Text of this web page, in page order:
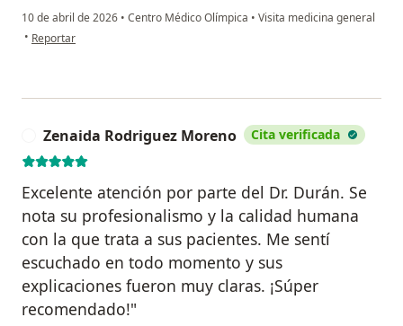
10 de abril de 2026 • Centro Médico Olímpica • Visita medicina general
• en opinión del usuario Ingrid caballero
Reportar
Zenaida Rodriguez Moreno Cita verificada
Excelente atención por parte del Dr. Durán. Se
nota su profesionalismo y la calidad humana
con la que trata a sus pacientes. Me sentí
escuchado en todo momento y sus
explicaciones fueron muy claras. ¡Súper
recomendado!"